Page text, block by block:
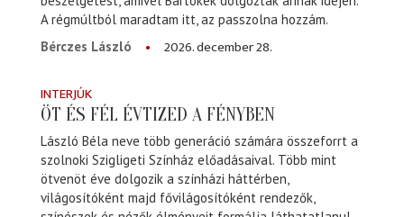
A régmúltból maradtam itt, az passzolna hozzám.
Bérczes László
2026. december 28.
INTERJÚK
ÖT ÉS FÉL ÉVTIZED A FÉNYBEN
László Béla neve több generáció számára összeforrt a
szolnoki Szigligeti Színház előadásaival. Több mint
ötvenöt éve dolgozik a színházi háttérben,
világosítóként majd fővilágosítóként rendezők,